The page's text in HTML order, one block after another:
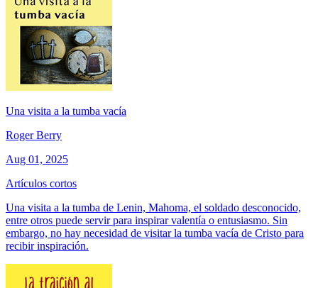
Una visita a la tumba vacía
Roger Berry
Aug 01, 2025
Artículos cortos
Una visita a la tumba de Lenin, Mahoma, el soldado desconocido,
entre otros puede servir para inspirar valentía o entusiasmo. Sin
embargo, no hay necesidad de visitar la tumba vacía de Cristo para
recibir inspiración.